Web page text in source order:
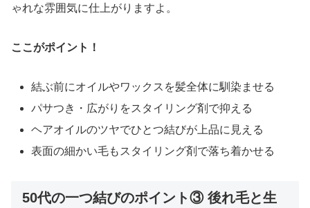
ゃれな雰囲気に仕上がりますよ。
ここがポイント！
結ぶ前にオイルやワックスを髪全体に馴染ませる
パサつき・広がりをスタイリング剤で抑える
ヘアオイルのツヤでひとつ結びが上品に見える
表面の細かい毛もスタイリング剤で落ち着かせる
50代の一つ結びのポイント③ 後れ毛と生